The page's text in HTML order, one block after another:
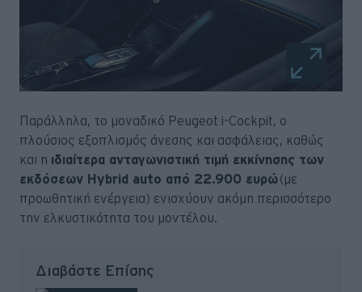
Παράλληλα, το μοναδικό Peugeot i-Cockpit, ο
πλούσιος εξοπλισμός άνεσης και ασφάλειας, καθώς
και η ιδιαίτερα ανταγωνιστική τιμή εκκίνησης των
εκδόσεων Hybrid auto από 22.900 ευρώ(με
προωθητική ενέργεια) ενισχύουν ακόμη περισσότερο
την ελκυστικότητα του μοντέλου.
Διαβάστε Επίσης